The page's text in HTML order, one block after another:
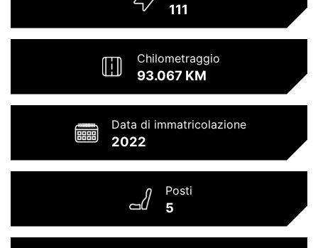
111
Chilometraggio
93.067 KM
Data di immatricolazione
2022
Posti
5